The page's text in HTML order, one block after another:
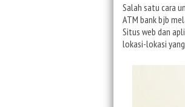
Salah satu cara
ATM bank bjb
Situs web dan
lokasi-lokasi